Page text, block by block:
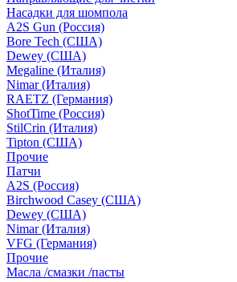
Насадки для шомпола
A2S Gun (Россия)
Bore Tech (США)
Dewey (США)
Megaline (Италия)
Nimar (Италия)
RAETZ (Германия)
ShotTime (Россия)
StilCrin (Италия)
Tipton (США)
Прочие
Патчи
A2S (Россия)
Birchwood Casey (США)
Dewey (США)
Nimar (Италия)
VFG (Германия)
Прочие
Масла /смазки /пасты